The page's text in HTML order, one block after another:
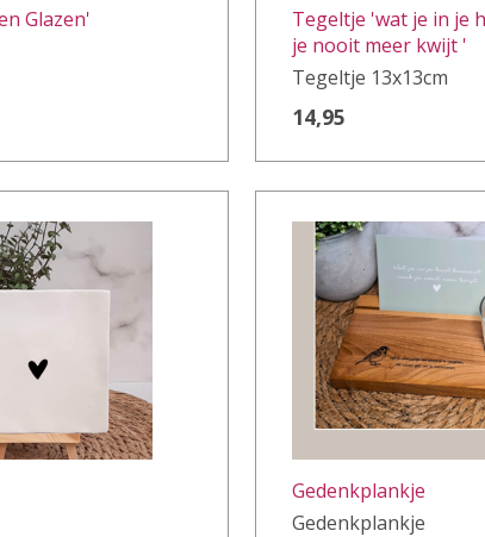
Glazen'
Tegeltje 'wat je in je
je nooit meer kwijt '
Tegeltje 13x13cm
14,95
Gedenkplankje
Gedenkplankje